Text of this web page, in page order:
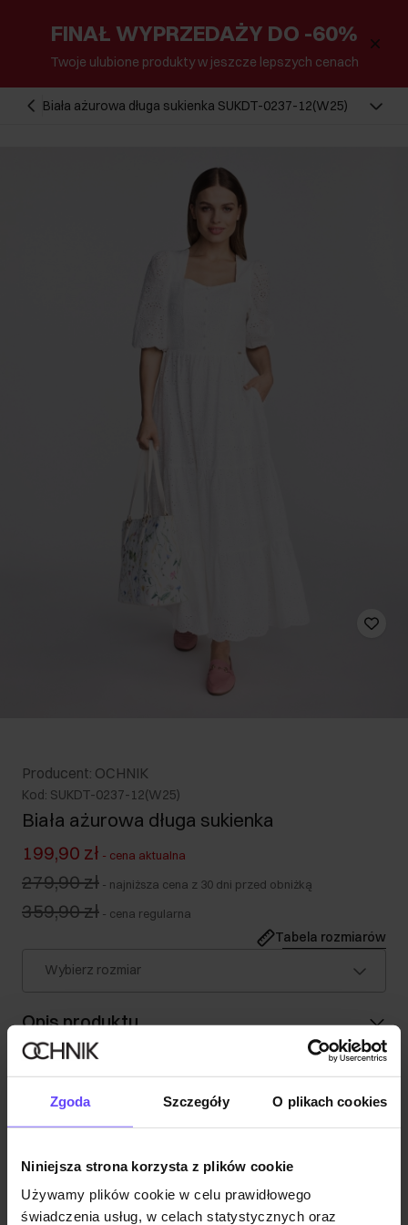
Zgoda Szczegóły O plikach cookies
Niniejsza strona korzysta z plików cookie
Używamy plików cookie w celu prawidłowego
świadczenia usług, w celach statystycznych oraz
FINAŁ WYPRZEDAŻY DO -60%
Twoje ulubione produkty w jeszcze lepszych cenach
Biała ażurowa długa sukienka SUKDT-0237-12(W25)
Producent: OCHNIK
Kod: SUKDT-0237-12(W25)
Biała ażurowa długa sukienka
199,90 zł - cena aktualna
279,90 zł - najniższa cena z 30 dni przed obniżką
359,90 zł - cena regularna
Tabela rozmiarów
Wybierz rozmiar
Opis produktu
Szczegóły
Opinie